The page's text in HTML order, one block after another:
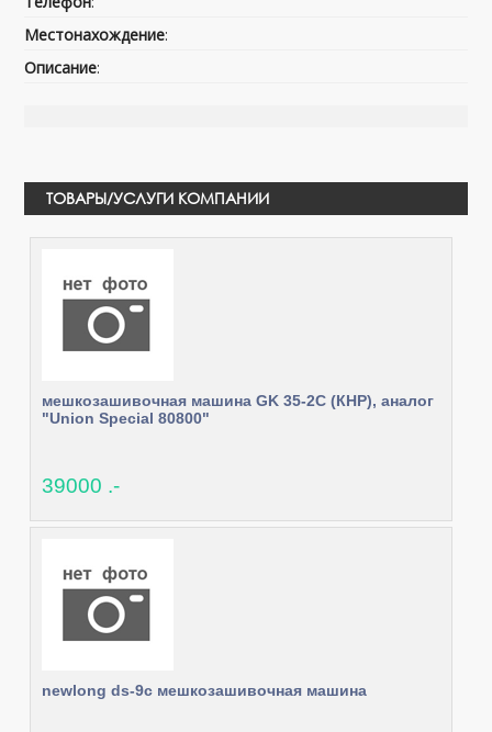
Местонахождение:
Описание:
ТОВАРЫ/УСЛУГИ КОМПАНИИ
мешкозашивочная машина GK 35-2C (КНР), аналог
"Union Special 80800"
39000 .-
newlong ds-9c мешкозашивочная машина